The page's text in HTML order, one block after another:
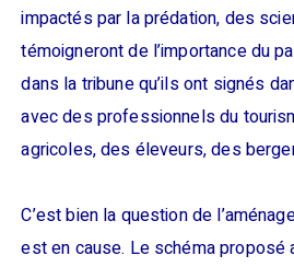
impactés par la prédation, des
témoigneront de l’importance du
dans la tribune qu’ils ont signés
avec des professionnels du
agricoles, des éleveurs, des
C’est bien la question de
est en cause. Le schéma proposé